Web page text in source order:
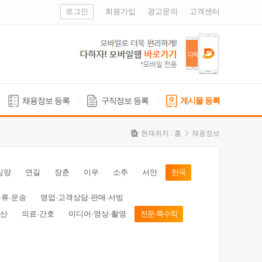
로그인 회원가입 광고문의 고객센터
채용정보 등록 구직정보 등록 게시물 등록
현재위치 : 홈 채용정보
양 연길 장춘 이우 소주 서안 한국
·운송
영업·고객상담·판매·서빙
의료·간호 미디어·영상·촬영 전문·특수직